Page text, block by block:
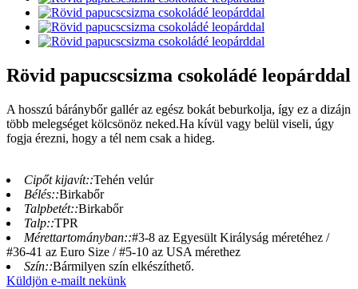
Rövid papucscsizma csokoládé leopárddal
A hosszú báránybőr gallér az egész bokát beburkolja, így ez a dizájn
több melegséget kölcsönöz neked.Ha kívül vagy belül viseli, úgy
fogja érezni, hogy a tél nem csak a hideg.
Cipőt kijavít::Tehén velúr
Bélés::Birkabőr
Talpbetét::Birkabőr
Talp::TPR
Mérettartományban::#3-8 az Egyesült Királyság méretéhez /
#36-41 az Euro Size / #5-10 az USA mérethez
Szín::Bármilyen szín elkészíthető.
Küldjön e-mailt nekünk